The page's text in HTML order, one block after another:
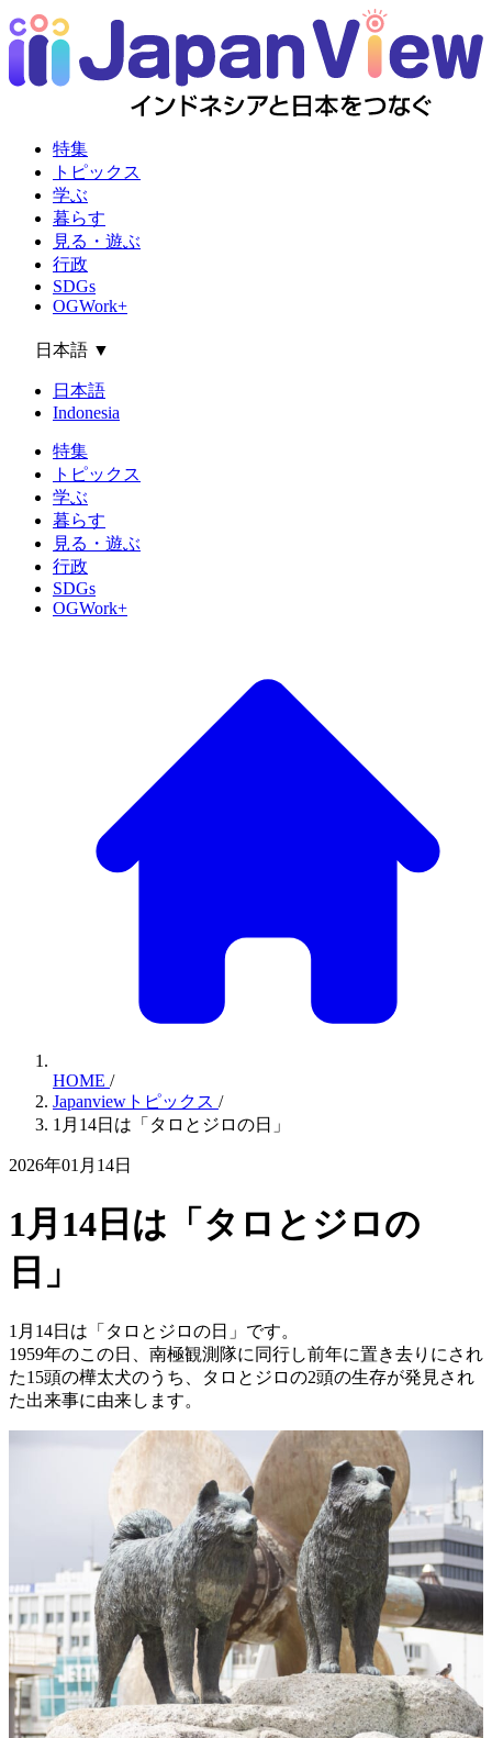
特集
トピックス
学ぶ
暮らす
見る・遊ぶ
行政
SDGs
OGWork+
日本語 ▼
日本語
Indonesia
特集
トピックス
学ぶ
暮らす
見る・遊ぶ
行政
SDGs
OGWork+
HOME /
Japanviewトピックス /
1月14日は「タロとジロの日」
2026年01月14日
1月14日は「タロとジロの
日」
1月14日は「タロとジロの日」です。
1959年のこの日、南極観測隊に同行し前年に置き去りにされ
た15頭の樺太犬のうち、タロとジロの2頭の生存が発見され
た出来事に由来します。